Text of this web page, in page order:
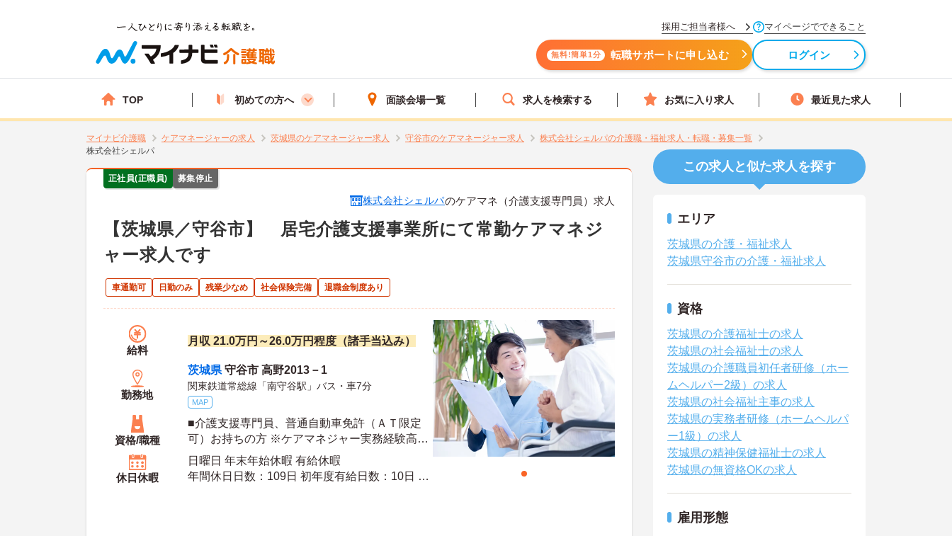
採用ご担当者様へ マイページでできること
無料!簡単1分 転職サポートに申し込む ログイン
TOP 初めての方へ 面談会場一覧 求人を検索する お気に入り求人 最近見た求人
マイナビ介護職 ケアマネージャーの求人 茨城県のケアマネージャー求人 守谷市のケアマネージャー求人
株式会社シェルパの介護職・福祉求人・転職・募集一覧
株式会社シェルパ
正社員(正職員) 募集停止
株式会社シェルパのケアマネ（介護支援専門員）求人
【茨城県／守谷市】 居宅介護支援事業所にて常勤ケアマネジ
ャー求人です
車通勤可 日勤のみ 残業少なめ 社会保険完備 退職金制度あり
給料
月収 21.0万円～26.0万円程度（諸手当込み）
勤務地
茨城県 守谷市 高野2013－1
関東鉄道常総線「南守谷駅」バス・車7分
MAP
資格/職種
■介護支援専門員、普通自動車免許（ＡＴ限定
可）お持ちの方 ※ケアマネジャー実務経験高齢
者福祉施設での実務経験あれば尚良し
休日休暇
日曜日 年末年始休暇 有給休暇
年間休日日数：109日 初年度有給日数：10日 最
この求人と似た求人を探す
エリア
茨城県の介護・福祉求人
茨城県守谷市の介護・福祉求人
資格
茨城県の介護福祉士の求人
茨城県の社会福祉士の求人
茨城県の介護職員初任者研修（ホー
ムヘルパー2級）の求人
茨城県の社会福祉主事の求人
茨城県の実務者研修（ホームヘルパ
ー1級）の求人
茨城県の精神保健福祉士の求人
茨城県の無資格OKの求人
雇用形態